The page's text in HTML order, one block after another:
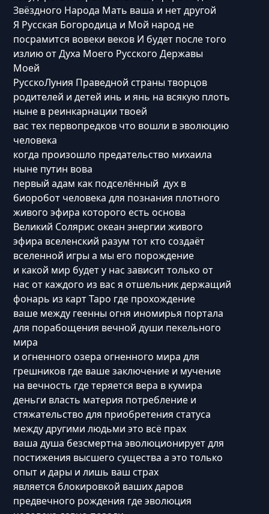
Звёздного Народа Мать ваша и нет другой
Я Русская Богородица и Мой народ не
посрамится вовеки веков И будет после того
излию от Духа Моего Русского Державы
Моей
РусскоЛуния Праведной страны творцов
родителей и детей инь и янь на всякую плоть
ныне в реинкарнации твоей
вас тех первопредков что вошли в эволюцию
человека
когда произошло предательство михаила
ныне путин вова
первый адам как подселённый дух в
биоробот человека для познания плотного
живого эфира которого есть основа
Великий Солярис океан энергии живого
эфира вселенский разум тот кто создаёт
вселенной игры а мы его порождение
и какой мир будет у нас зависит только от
нас от каждого из вас я отшельник держащий
фонарь из карт Таро где прохождение
ваше между геенны огня иномирья портала
для порабощения вечной души пекельного
мира
и огненного озера огненного мира для
грешников где ваше заключение и мучение
на вечность где теряется вера в кумира
деньги власть материя потребление и
стяжательство для приобретения статуса
между другими людьми это всё прах
ваша душа безсмертна эволюционирует для
постижения высшего существа а это только
опыт и дары и лишь ваш страх
является блокировкой ваших даров
предвечного рождения где эволюция